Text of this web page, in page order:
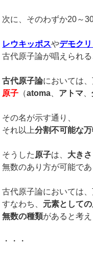
次に、そのわずか20～
レウキッポスやデモク
古代原子論が唱えられる
古代原子論においては
原子 （atoma アトマ 、
その名が示す通り、
それ以上分割不可能な
そうした 原子は、 大きさ
無数のあり方が可能で
古代原子論においては
すなわち、 元素として
無数の種類があると考
・・・